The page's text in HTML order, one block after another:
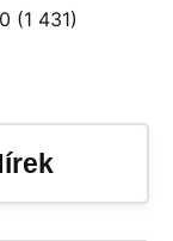
(1 431)